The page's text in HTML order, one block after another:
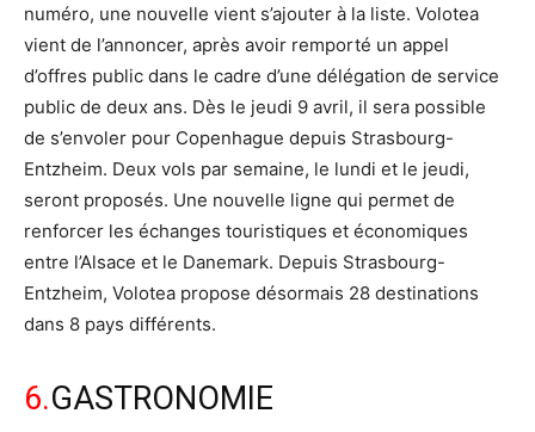
numéro, une nouvelle vient s’ajouter à la liste. Volotea
vient de l’annoncer, après avoir remporté un appel
d’offres public dans le cadre d’une délégation de service
public de deux ans. Dès le jeudi 9 avril, il sera possible
de s’envoler pour Copenhague depuis Strasbourg-
Entzheim. Deux vols par semaine, le lundi et le jeudi,
seront proposés. Une nouvelle ligne qui permet de
renforcer les échanges touristiques et économiques
entre l’Alsace et le Danemark. Depuis Strasbourg-
Entzheim, Volotea propose désormais 28 destinations
dans 8 pays différents.
6.GASTRONOMIE